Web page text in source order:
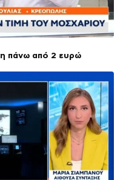
πάνω από 2 ευρώ